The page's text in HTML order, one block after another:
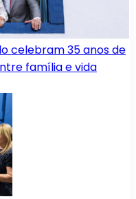
celebram 35 anos de
família e vida